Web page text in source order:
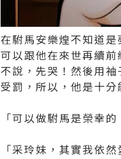
在駙馬安樂煌不知道
可以跟他在來世再續
不說，先哭！然後用
受罰，所以，他是十
「可以做駙馬是榮幸
「采玲妹，其實我依